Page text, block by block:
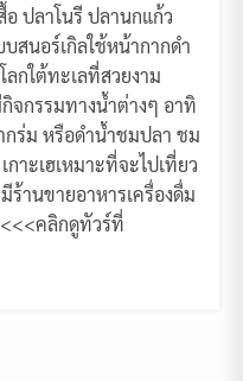
ปลาโนรี ปลานกแก้ว
สนอร์เกิลใช้หน้ากากดำ
กใต้ทะเลที่สวยงาม
จกรรมทางน้ำต่างๆ อาทิ
กร่ม หรือดำน้ำชมปลา ชม
กาะเฮเหมาะที่จะไปเที่ยว
ร้านขายอาหารเครื่องดื่ม
คลิกดูทัวร์ที่